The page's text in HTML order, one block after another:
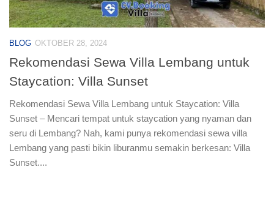
BLOG OKTOBER 28, 2024
Rekomendasi Sewa Villa Lembang untuk
Staycation: Villa Sunset
Rekomendasi Sewa Villa Lembang untuk Staycation: Villa
Sunset – Mencari tempat untuk staycation yang nyaman dan
seru di Lembang? Nah, kami punya rekomendasi sewa villa
Lembang yang pasti bikin liburanmu semakin berkesan: Villa
Sunset....